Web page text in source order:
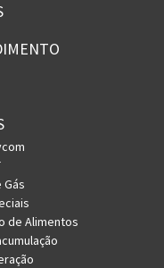
de Alimentos